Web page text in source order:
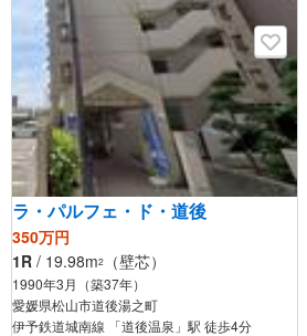
1,880万円
3LDK
徳島県徳島市南末広町
ラ・パルフェ・ド・道後
350万円
1R / 19.98m2 （壁芯）
1990年3月（築37年）
愛媛県松山市道後湯之町
伊予鉄道城南線 「道後温泉」駅 徒歩4分